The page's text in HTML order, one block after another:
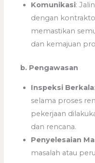
Komunikasi:
dengan
memastikan
dan kemajuan
b. Pengawasan
Inspeksi Berkala
selama proses
pekerjaan
dan rencana.
Penyelesaian
masalah atau